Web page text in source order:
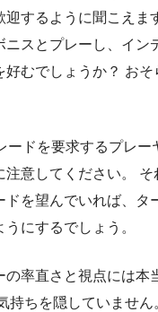
するように聞こえま
ニスとプレーし、イン
好むでしょうか？ おそ
ードを要求するプレー
注意してください。 そ
ドを望んでいれば、タ
にするでしょう。
の率直さと視点には本
持ちを隠していません